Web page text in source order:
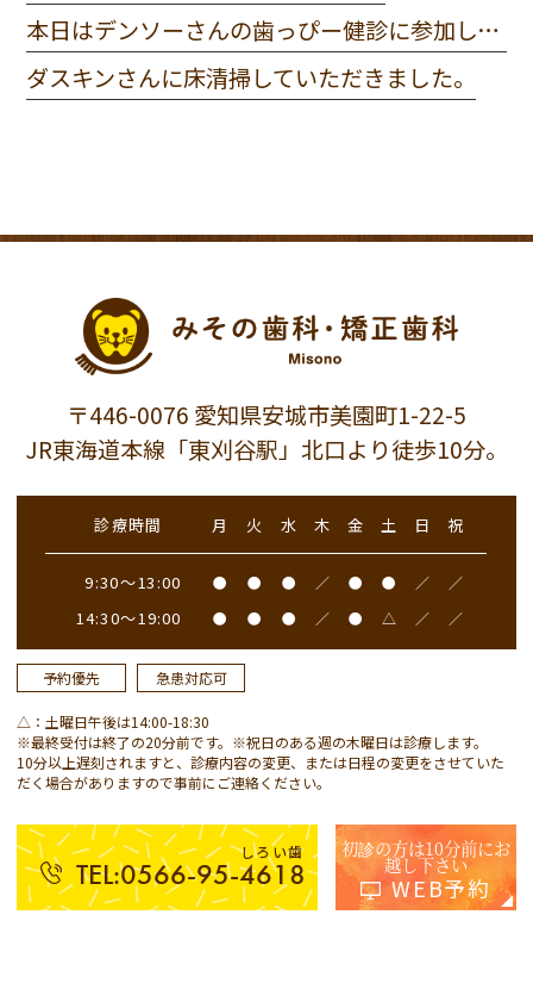
本日はデンソーさんの歯っぴー健診に参加してきました。
ダスキンさんに床清掃していただきました。
〒446-0076 愛知県安城市美園町1-22-5
JR東海道本線「東刈谷駅」北口より徒歩10分。
診療時間 月 火 水 木 金 土 日 祝
9:30～13:00 ● ● ● ／ ● ● ／ ／
14:30～19:00 ● ● ● ／ ● △ ／ ／
予約優先 急患対応可
△：土曜日午後は14:00-18:30
※最終受付は終了の20分前です。※祝日のある週の木曜日は診療します。
10分以上遅刻されますと、診療内容の変更、または日程の変更をさせていた
だく場合がありますので事前にご連絡ください。
しろい歯
TEL:0566-95-4618
初診の方は10分前にお
越し下さい
WEB予約